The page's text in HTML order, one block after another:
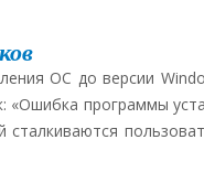
ОС до версии
«Ошибка программы